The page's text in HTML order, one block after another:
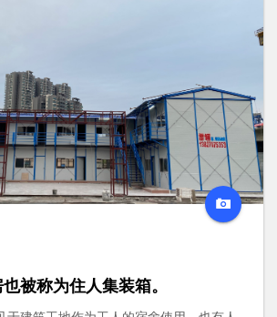
被称为住人集装箱。